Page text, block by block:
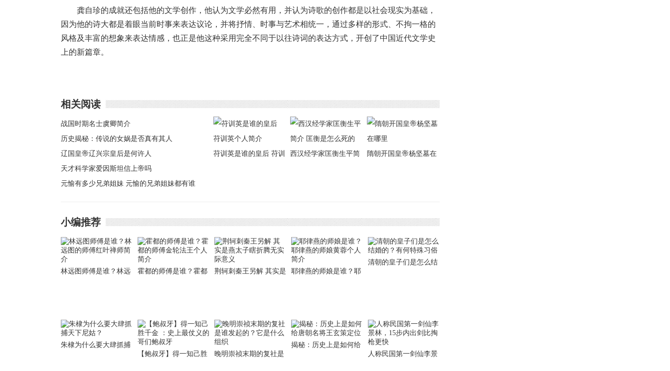
龚自珍的成就还包括他的文学创作，他认为文学必然有用，并认为诗歌的创作都是以社会现实为基础，
因为他的诗大都是着眼当前时事来表达议论，并将抒情、时事与艺术相统一，通过多样的形式、不拘一格的
风格及丰富的想象来表达情感，也正是他这种采用完全不同于以往诗词的表达方式，开创了中国近代文学史
上的新篇章。
相关阅读
战国时期名士虞卿简介
历史揭秘：传说的女娲是否真有其人
辽国皇帝辽兴宗皇后是何许人
天才科学家爱因斯坦信上帝吗
元愉有多少兄弟姐妹 元愉的兄弟姐妹都有谁
苻训英是谁的皇后 苻训
西汉经学家匡衡生平简
隋朝开国皇帝杨坚墓在
小编推荐
林远图师傅是谁？林远
霍都的师傅是谁？霍都
荆轲刺秦王另解 其实是
耶律燕的师娘是谁？耶
清朝的皇子们是怎么结
朱棣为什么要大肆抓捕
【鲍叔牙】得一知己胜
晚明崇祯末期的复社是
揭秘：历史上是如何给
人称民国第一剑仙李景